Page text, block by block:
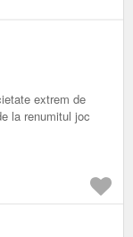
extrem de
la renumitul joc